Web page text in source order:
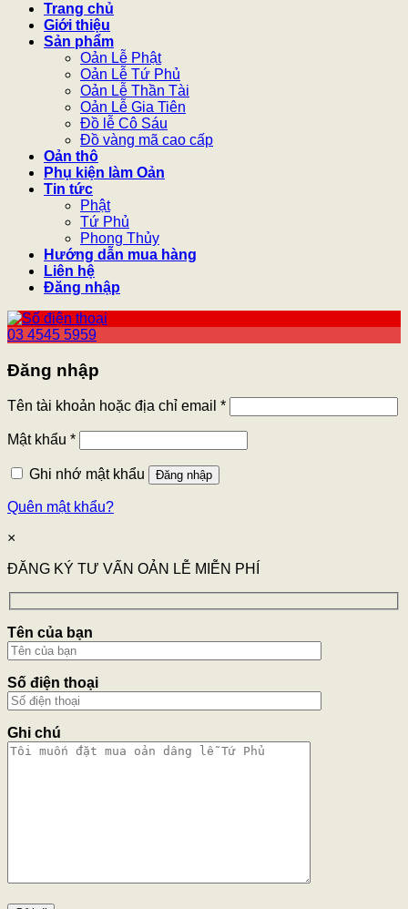
Trang chủ
Giới thiệu
Sản phẩm
Oản Lễ Phật
Oản Lễ Tứ Phủ
Oản Lễ Thần Tài
Oản Lễ Gia Tiên
Đồ lễ Cô Sáu
Đồ vàng mã cao cấp
Oản thô
Phụ kiện làm Oản
Tin tức
Phật
Tứ Phủ
Phong Thủy
Hướng dẫn mua hàng
Liên hệ
Đăng nhập
03 4545 5959
Đăng nhập
Tên tài khoản hoặc địa chỉ email *
Mật khẩu *
Ghi nhớ mật khẩu Đăng nhập
Quên mật khẩu?
×
ĐĂNG KÝ TƯ VẤN OẢN LỄ MIỄN PHÍ
Tên của bạn
Số điện thoại
Ghi chú